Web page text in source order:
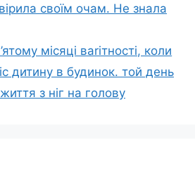
своїм очам. Не знала
місяці ваrітності, коли
дитину в будинок. той день
з ніг на голову